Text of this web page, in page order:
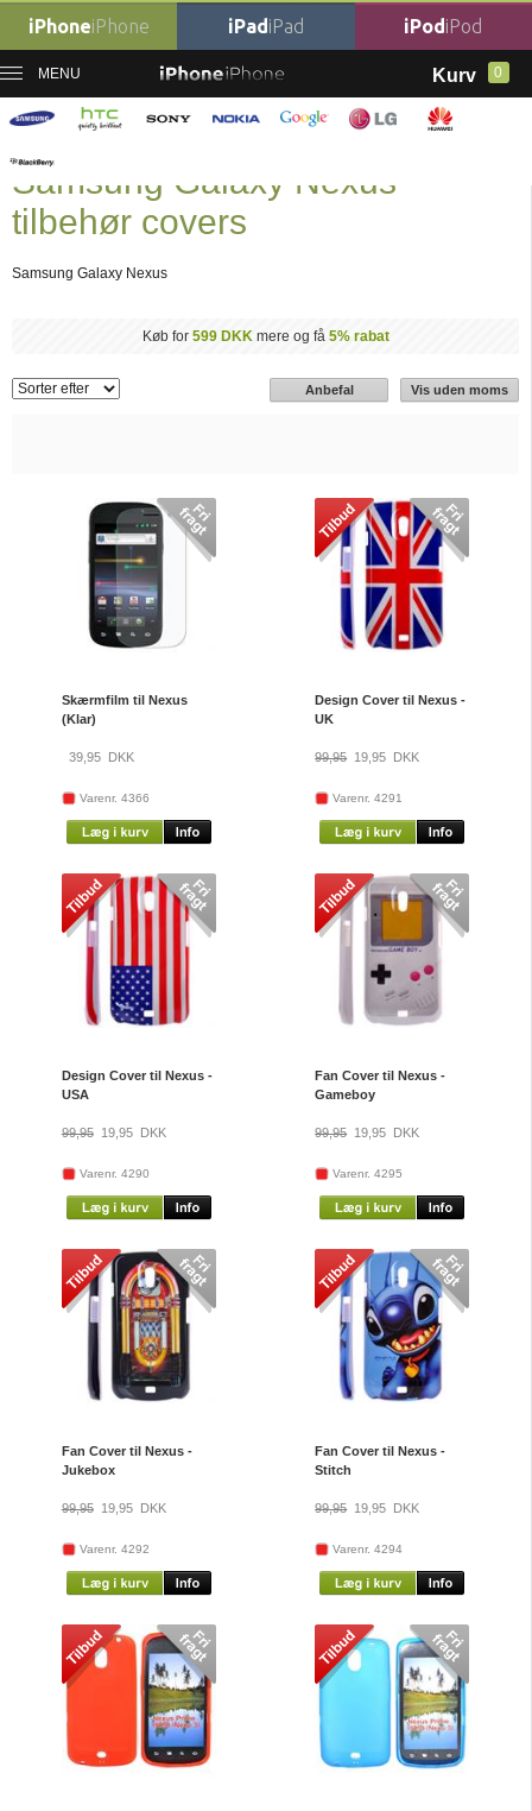
iPhoneiPhone iPadiPad iPodiPod
MENU Kurv 0
Mobil tilbehør
Samsung Galaxy Nexus tilbehør
Samsung Galaxy Nexus
tilbehør covers
Samsung Galaxy Nexus
Køb for 599 DKKmere og få 5% rabat
Anbefal Vis uden moms
Skærmfilm til Nexus
(Klar)
39,95DKK
Varenr. 4366
Design Cover til Nexus -
UK
99,95 19,95 DKK
Varenr. 4291
Design Cover til Nexus -
USA
99,95 19,95DKK
Varenr. 4290
Fan Cover til Nexus -
Gameboy
99,95 19,95 DKK
Varenr. 4295
Fan Cover til Nexus -
Jukebox
99,95 19,95DKK
Varenr. 4292
Fan Cover til Nexus -
Stitch
99,95 19,95 DKK
Varenr. 4294